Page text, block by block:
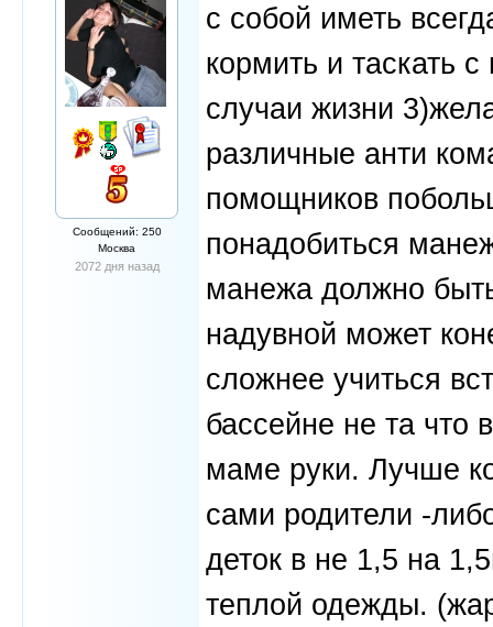
Сообщений: 250
Москва
2072 дня назад
с собой иметь
кормить и таскать
случаи жизни
различные анти
помощников
понадобиться
манежа должно
надувной может
сложнее учиться
бассейне не та что
маме руки. Лучше
сами родители -
деток в не 1,5 на
теплой одежды.